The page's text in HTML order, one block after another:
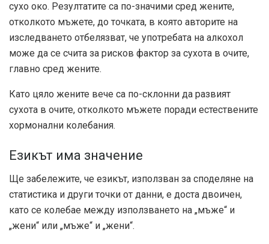
сухо око. Резултатите са по-значими сред жените,
отколкото мъжете, до точката, в която авторите на
изследването отбелязват, че употребата на алкохол
може да се счита за рисков фактор за сухота в очите,
главно сред жените.
Като цяло жените вече са по-склонни да развият
сухота в очите, отколкото мъжете поради естествените
хормонални колебания.
Езикът има значение
Ще забележите, че езикът, използван за споделяне на
статистика и други точки от данни, е доста двоичен,
като се колебае между използването на „мъже“ и
„жени“ или „мъже“ и „жени“.